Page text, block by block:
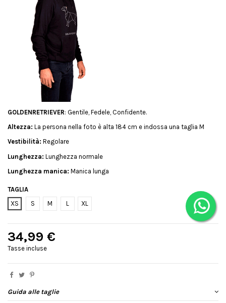
GOLDENRETRIEVER: Gentile, Fedele, Confidente.
Altezza: La persona nella foto è alta 184 cm e indossa una taglia M
Vestibilità: Regolare
Lunghezza: Lunghezza normale
Lunghezza manica: Manica lunga
TAGLIA
XS
S M L XL
34,99 €
Tasse incluse
Guida alle taglie